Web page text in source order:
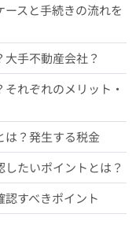
スと手続きの流れを
手不動産会社？
れぞれのメリット・
は？発生する税金
たいポイントとは？
すべきポイント